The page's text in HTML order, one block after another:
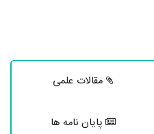
مقالات علمی
پایان نامه ها